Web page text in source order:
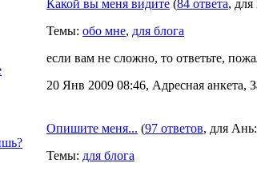
Какой вы меня видите (84 ответа,
Темы: обо мне, для блога
если вам не сложно, то ответьте,
20 Янв 2009 08:46, Адресная анкета,
Опишите меня... (97 ответов, для
Темы: для блога